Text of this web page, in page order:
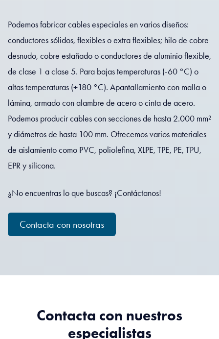
Podemos fabricar cables especiales en varios diseños:
conductores sólidos, flexibles o extra flexibles; hilo de cobre
desnudo, cobre estañado o conductores de aluminio flexible,
de clase 1 a clase 5. Para bajas temperaturas (-60 °C) o
altas temperaturas (+180 °C). Apantallamiento con malla o
lámina, armado con alambre de acero o cinta de acero.
Podemos producir cables con secciones de hasta 2.000 mm²
y diámetros de hasta 100 mm. Ofrecemos varios materiales
de aislamiento como PVC, poliolefina, XLPE, TPE, PE, TPU,
EPR y silicona.
¿No encuentras lo que buscas? ¡Contáctanos!
Contacta con nosotras
Contacta con nuestros
especialistas